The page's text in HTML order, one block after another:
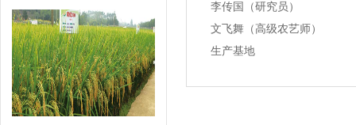
李传国（研究员）
文飞舞（高级农艺师）
生产基地